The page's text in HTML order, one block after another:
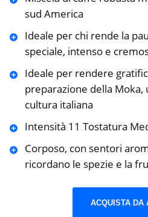
sud America
Ideale per chi rende la
speciale, intenso e
Ideale per rendere
preparazione della Moka,
cultura italiana
Intensità 11 Tostatura
Corposo, con sentori
ricordano le spezie e la
ACQUISTA DA